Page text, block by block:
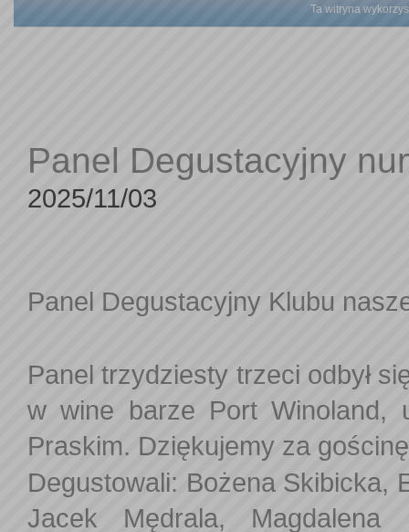
Ta witryna
Panel Degustacyjny
2025/11/03
Panel Degustacyjny Klubu
Panel trzydziesty trzeci odbył
w wine barze Port Winoland,
Praskim. Dziękujemy za
Degustowali: Bożena Skibicka,
Jacek Mędrala, Magdalena